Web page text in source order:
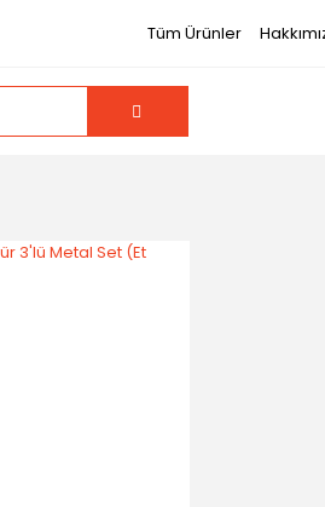
Tüm Ürünler